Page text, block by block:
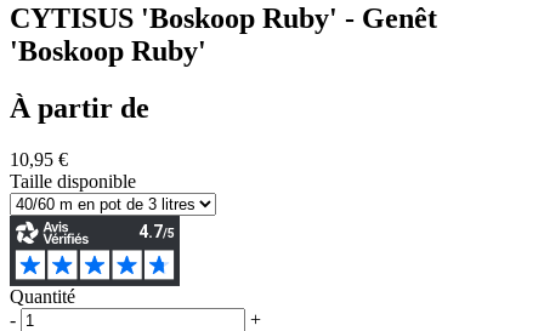
CYTISUS 'Boskoop Ruby' - Genêt
'Boskoop Ruby'
À partir de
10,95 €
Taille disponible
Quantité
-
+